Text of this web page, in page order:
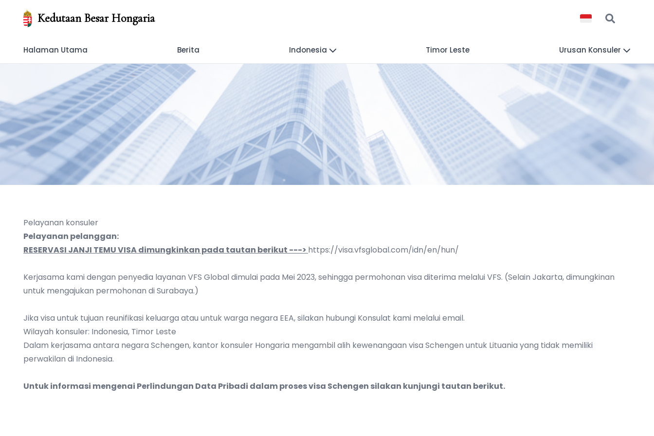
Kedutaan Besar Hongaria
Halaman Utama Berita Indonesia Timor Leste Urusan Konsuler
Pelayanan konsuler
Pelayanan pelanggan:
RESERVASI JANJI TEMU VISA dimungkinkan pada tautan berikut ---> https://visa.vfsglobal.com/idn/en/hun/
Kerjasama kami dengan penyedia layanan VFS Global dimulai pada Mei 2023, sehingga permohonan visa diterima melalui VFS. (Selain Jakarta, dimungkinan
untuk mengajukan permohonan di Surabaya.)
Jika visa untuk tujuan reunifikasi keluarga atau untuk warga negara EEA, silakan hubungi Konsulat kami melalui email.
Wilayah konsuler: Indonesia, Timor Leste
Dalam kerjasama antara negara Schengen, kantor konsuler Hongaria mengambil alih kewenangaan visa Schengen untuk Lituania yang tidak memiliki
perwakilan di Indonesia.
Untuk informasi mengenai Perlindungan Data Pribadi dalam proses visa Schengen silakan kunjungi tautan berikut.